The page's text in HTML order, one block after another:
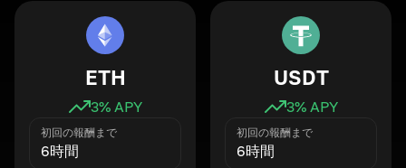
ETH
3% APY
初回の報酬まで
6時間
USDT
3% APY
初回の報酬まで
6時間